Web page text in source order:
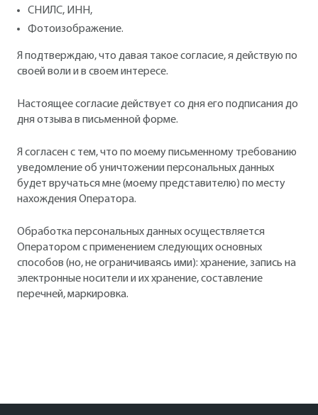
СНИЛС, ИНН,
Фотоизображение.
Я подтверждаю, что давая такое согласие, я действую по
своей воли и в своем интересе.
Настоящее согласие действует со дня его подписания до
дня отзыва в письменной форме.
Я согласен с тем, что по моему письменному требованию
уведомление об уничтожении персональных данных
будет вручаться мне (моему представителю) по месту
нахождения Оператора.
Обработка персональных данных осуществляется
Оператором с применением следующих основных
способов (но, не ограничиваясь ими): хранение, запись на
электронные носители и их хранение, составление
перечней, маркировка.